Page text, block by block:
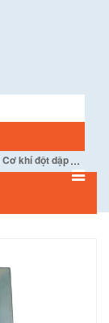
Cơ khí đột dập...